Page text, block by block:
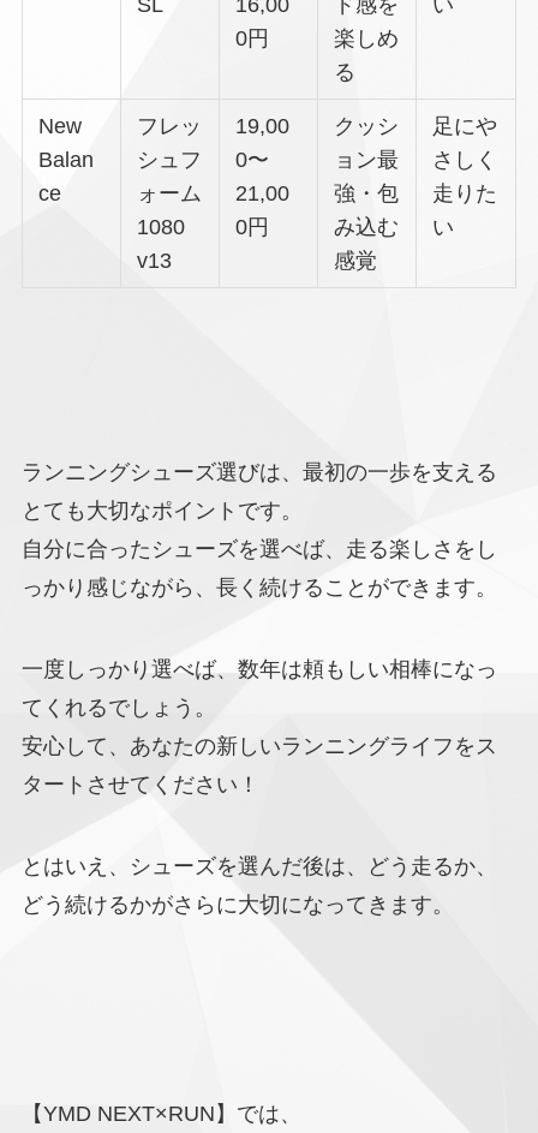
0円
楽しめ
る
New
Balan
ce
フレッ
シュフ
ォーム
1080
v13
19,00
0〜
21,00
0円
クッシ
ョン最
強・包
み込む
感覚
足にや
さしく
走りた
い
ランニングシューズ選びは、最初の一歩を支える
とても大切なポイントです。
自分に合ったシューズを選べば、走る楽しさをし
っかり感じながら、長く続けることができます。
一度しっかり選べば、数年は頼もしい相棒になっ
てくれるでしょう。
安心して、あなたの新しいランニングライフをス
タートさせてください！
とはいえ、シューズを選んだ後は、どう走るか、
どう続けるかがさらに大切になってきます。
【YMD NEXT×RUN】では、